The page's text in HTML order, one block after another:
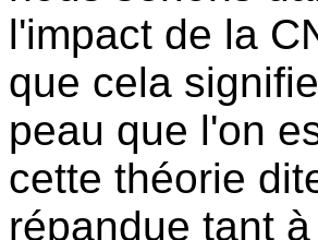
l'impact de la
que cela
peau que l'on
cette théorie
répandue tant